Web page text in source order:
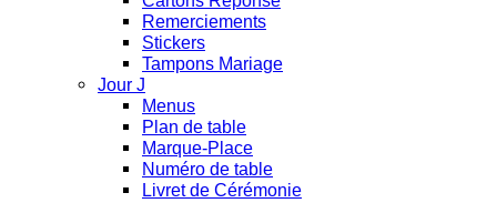
Remerciements
Stickers
Tampons Mariage
Jour J
Menus
Plan de table
Marque-Place
Numéro de table
Livret de Cérémonie